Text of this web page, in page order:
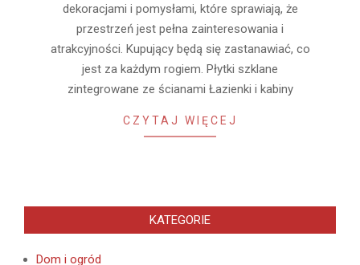
dekoracjami i pomysłami, które sprawiają, że
przestrzeń jest pełna zainteresowania i
atrakcyjności. Kupujący będą się zastanawiać, co
jest za każdym rogiem. Płytki szklane
zintegrowane ze ścianami Łazienki i kabiny
CZYTAJ WIĘCEJ
KATEGORIE
Dom i ogród